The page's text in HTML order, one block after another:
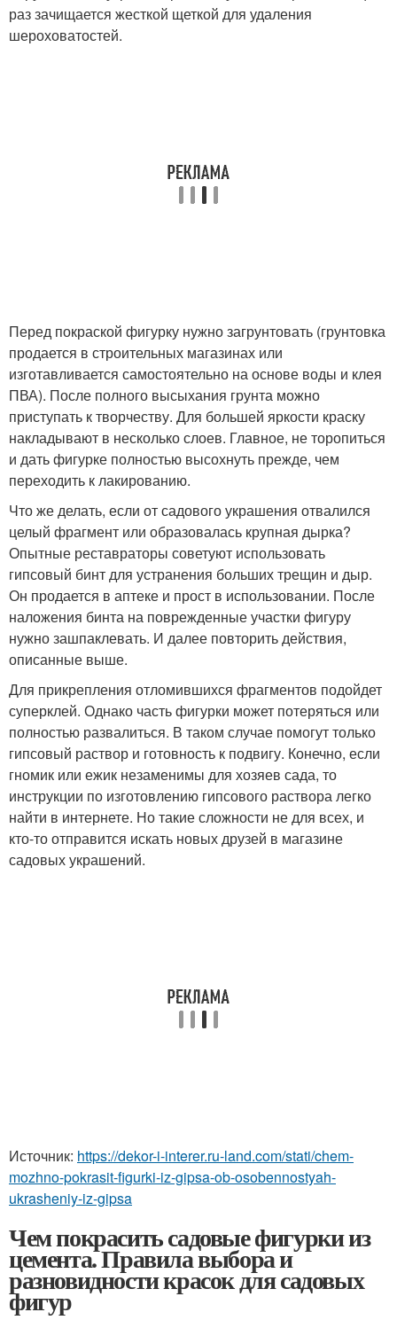
раз зачищается жесткой щеткой для удаления
шероховатостей.
Перед покраской фигурку нужно загрунтовать (грунтовка
продается в строительных магазинах или
изготавливается самостоятельно на основе воды и клея
ПВА). После полного высыхания грунта можно
приступать к творчеству. Для большей яркости краску
накладывают в несколько слоев. Главное, не торопиться
и дать фигурке полностью высохнуть прежде, чем
переходить к лакированию.
Что же делать, если от садового украшения отвалился
целый фрагмент или образовалась крупная дырка?
Опытные реставраторы советуют использовать
гипсовый бинт для устранения больших трещин и дыр.
Он продается в аптеке и прост в использовании. После
наложения бинта на поврежденные участки фигуру
нужно зашпаклевать. И далее повторить действия,
описанные выше.
Для прикрепления отломившихся фрагментов подойдет
суперклей. Однако часть фигурки может потеряться или
полностью развалиться. В таком случае помогут только
гипсовый раствор и готовность к подвигу. Конечно, если
гномик или ежик незаменимы для хозяев сада, то
инструкции по изготовлению гипсового раствора легко
найти в интернете. Но такие сложности не для всех, и
кто-то отправится искать новых друзей в магазине
садовых украшений.
Источник: https://dekor-i-interer.ru-land.com/stati/chem-
mozhno-pokrasit-figurki-iz-gipsa-ob-osobennostyah-
ukrasheniy-iz-gipsa
Чем покрасить садовые фигурки из
цемента. Правила выбора и
разновидности красок для садовых
фигур